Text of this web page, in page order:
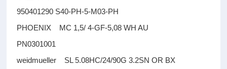
950401290 S40-PH-5-M03-PH
PHOENIX MC 1,5/ 4-GF-5,08 WH AU
PN0301001
weidmueller SL 5.08HC/24/90G 3.2SN OR BX